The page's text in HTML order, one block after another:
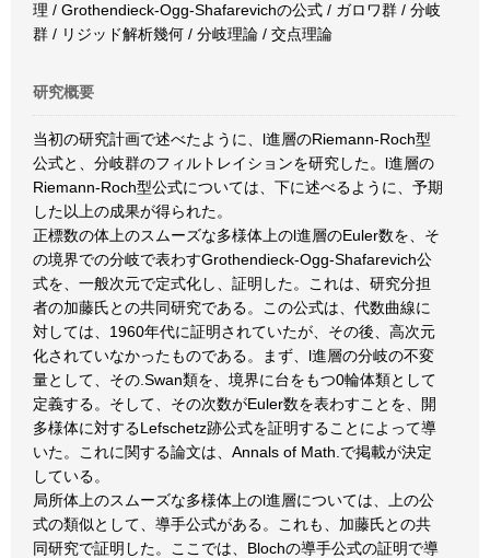
理 / Grothendieck-Ogg-Shafarevichの公式 / ガロワ群 / 分岐
群 / リジッド解析幾何 / 分岐理論 / 交点理論
研究概要
当初の研究計画で述べたように、l進層のRiemann-Roch型
公式と、分岐群のフィルトレイションを研究した。l進層の
Riemann-Roch型公式については、下に述べるように、予期
した以上の成果が得られた。
正標数の体上のスムーズな多様体上のl進層のEuler数を、そ
の境界での分岐で表わすGrothendieck-Ogg-Shafarevich公
式を、一般次元で定式化し、証明した。これは、研究分担
者の加藤氏との共同研究である。この公式は、代数曲線に
対しては、1960年代に証明されていたが、その後、高次元
化されていなかったものである。まず、l進層の分岐の不変
量として、その.Swan類を、境界に台をもつ0輪体類として
定義する。そして、その次数がEuler数を表わすことを、開
多様体に対するLefschetz跡公式を証明することによって導
いた。これに関する論文は、Annals of Math.で掲載が決定
している。
局所体上のスムーズな多様体上のl進層については、上の公
式の類似として、導手公式がある。これも、加藤氏との共
同研究で証明した。ここでは、Blochの導手公式の証明で導